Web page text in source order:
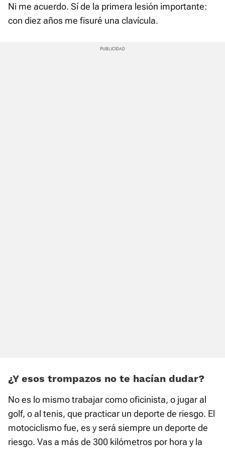
Ni me acuerdo. Sí de la primera lesión importante:
con diez años me fisuré una clavícula.
¿Y esos trompazos no te hacían dudar?
No es lo mismo trabajar como oficinista, o jugar al
golf, o al tenis, que practicar un deporte de riesgo. El
motociclismo fue, es y será siempre un deporte de
riesgo. Vas a más de 300 kilómetros por hora y la